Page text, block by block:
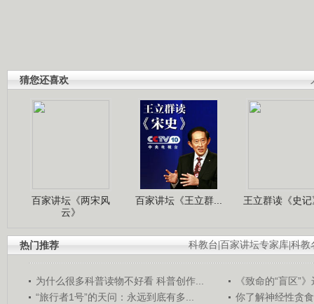
猜您还喜欢
百家讲坛《两宋风
云》
百家讲坛《王立群... 王立群读《史
科教台 百家讲坛专家库 科教
热门推荐
为什么很多科普读物不好看 科普创作...
《致命的“盲区”
“旅行者1号”的天问：永远到底有多...
你了解神经性贪